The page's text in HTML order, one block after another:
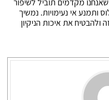
ותמנע אי נעימויות. נמשיך
את איכות הניקיון